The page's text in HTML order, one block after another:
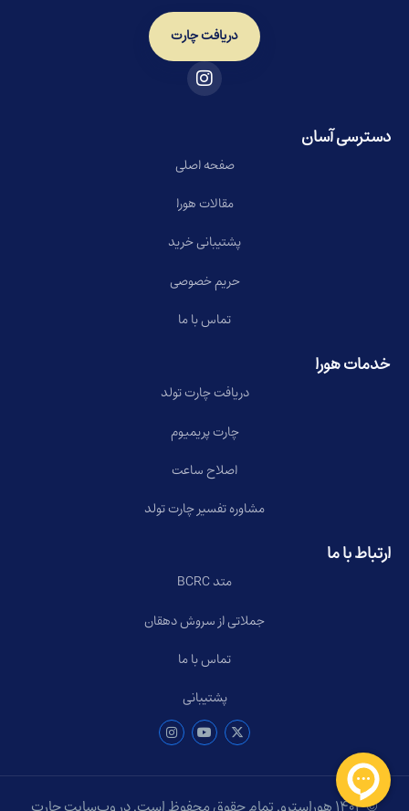
دریافت چارت
دسترسی آسان
صفحه اصلی
مقالات هورا
پشتیبانی خرید
حریم خصوصی
تماس با ما
خدمات هورا
دریافت چارت تولد
چارت پریمیوم
اصلاح ساعت
مشاوره تفسیر چارت تولد
ارتباط با ما
متد BCRC
جملاتی از سروش دهقان
تماس با ما
پشتیبانی